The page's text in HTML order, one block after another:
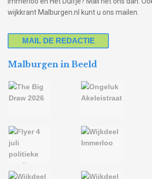
wijkkrant Malburgen.nl kunt u ons mailen.
MAIL DE REDACTIE
Malburgen in Beeld